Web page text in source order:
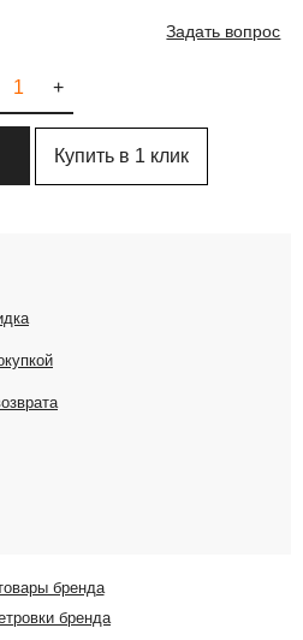
Задать вопрос
+
Купить в 1 клик
бренда
бренда